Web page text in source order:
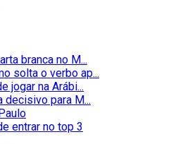
branca no M...
solta o verbo ap...
jogar na Arábi...
decisivo para M...
entrar no top 3